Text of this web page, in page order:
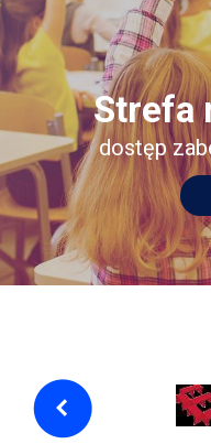
Strefa
dostęp